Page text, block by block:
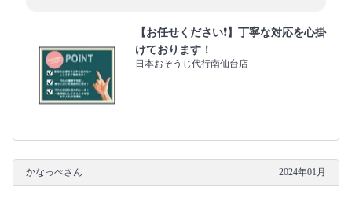
【お任せください❗️】丁寧な対応を心掛
けております！
日本おそうじ代行南仙台店
かなっぺさん 2024年01月